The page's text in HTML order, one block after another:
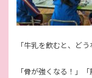
「牛乳を飲むと、ど
「骨が強くなる！」